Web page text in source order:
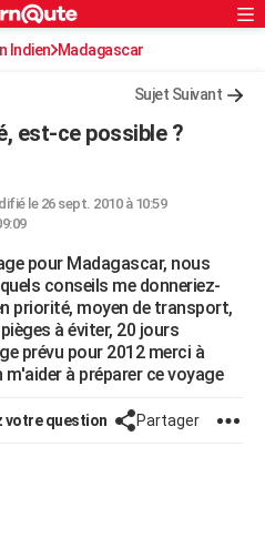
Indien Madagascar
Sujet Suivant
est-ce possible ?
le 26 sept. 2010 à 10:59
pour Madagascar, nous
conseils me donneriez-
priorité, moyen de transport,
à éviter, 20 jours
prévu pour 2012 merci à
à préparer ce voyage
votre question Partager